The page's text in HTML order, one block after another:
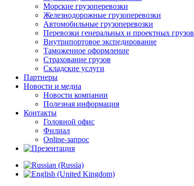
Морские грузоперевозки
Железнодорожные грузоперевозки
Автомобильные грузоперевозки
Перевозки генеральных и проектных грузов
Внутрипортовое экспедирование
Таможенное оформление
Страхование грузов
Складские услуги
Партнеры
Новости и медиа
Новости компании
Полезная информация
Контакты
Головной офис
Филиал
Online-запрос